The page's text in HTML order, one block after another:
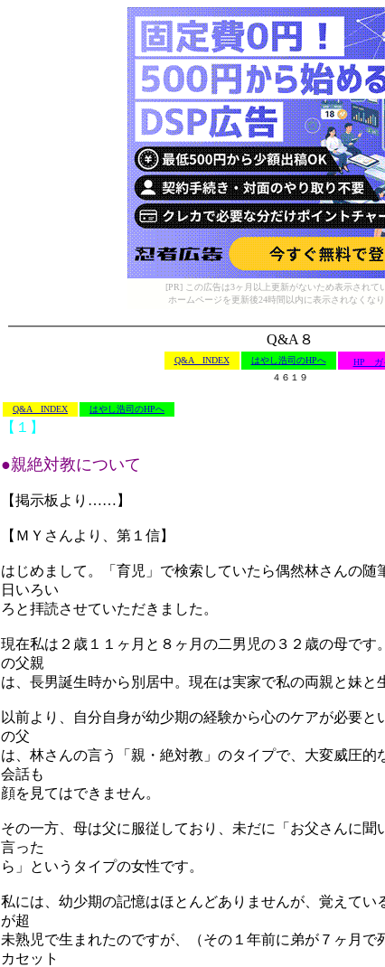
[PR] この広告は3ヶ月以上更新がないため表示されて
ホームページを更新後24時間以内に表示されなくなり
Q&A８
Q&A INDEX はやし浩司のHPへ
HP ガ
４６１９
Q&A INDEX はやし浩司のHPへ
【１】
●親絶対教について
【掲示板より……】
【ＭＹさんより、第１信】
はじめまして。「育児」で検索していたら偶然林さんの随
日いろい
ろと拝読させていただきました。
現在私は２歳１１ヶ月と８ヶ月の二男児の３２歳の母です
の父親
は、長男誕生時から別居中。現在は実家で私の両親と妹と
以前より、自分自身が幼少期の経験から心のケアが必要と
の父
は、林さんの言う「親・絶対教」のタイプで、大変威圧的
会話も
顔を見てはできません。
その一方、母は父に服従しており、未だに「お父さんに聞
言った
ら」というタイプの女性です。
私には、幼少期の記憶はほとんどありませんが、覚えてい
が超
未熟児で生まれたのですが、（その１年前に弟が７ヶ月で
カセット